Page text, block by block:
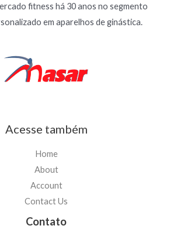
fitness há 30 anos no segmento
em aparelhos de ginástica.
Acesse também
Home
About
Account
Contact Us
Contato